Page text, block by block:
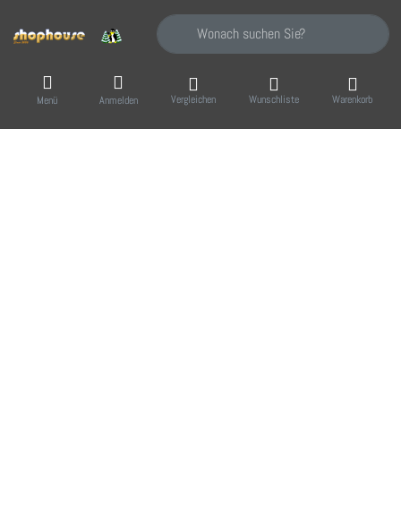
Geben Sie einen Suchbegriff ein. Während
Menü Anmelden Vergleichen Wunschliste Warenkorb